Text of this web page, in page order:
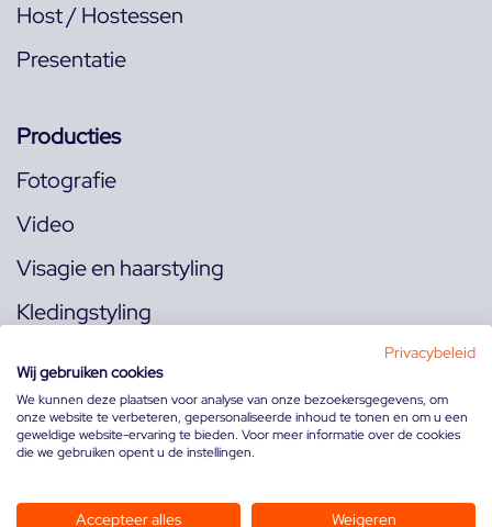
Host / Hostessen
Presentatie
Producties
Fotografie
Video
Visagie en haarstyling
Kledingstyling
Volg ons op:
Privacybeleid
Wij gebruiken cookies
We kunnen deze plaatsen voor analyse van onze bezoekersgegevens, om
onze website te verbeteren, gepersonaliseerde inhoud te tonen en om u een
geweldige website-ervaring te bieden. Voor meer informatie over de cookies
die we gebruiken opent u de instellingen.
Accepteer alles Weigeren